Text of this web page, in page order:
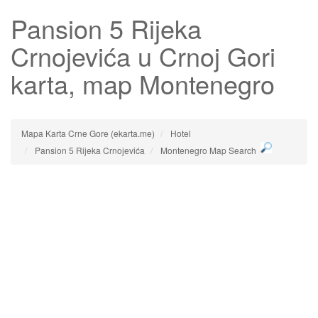
Pansion 5 Rijeka
Crnojevića u Crnoj Gori
karta, map Montenegro
Mapa Karta Crne Gore (ekarta.me)
Hotel
Pansion 5 Rijeka Crnojevića
Montenegro Map Search